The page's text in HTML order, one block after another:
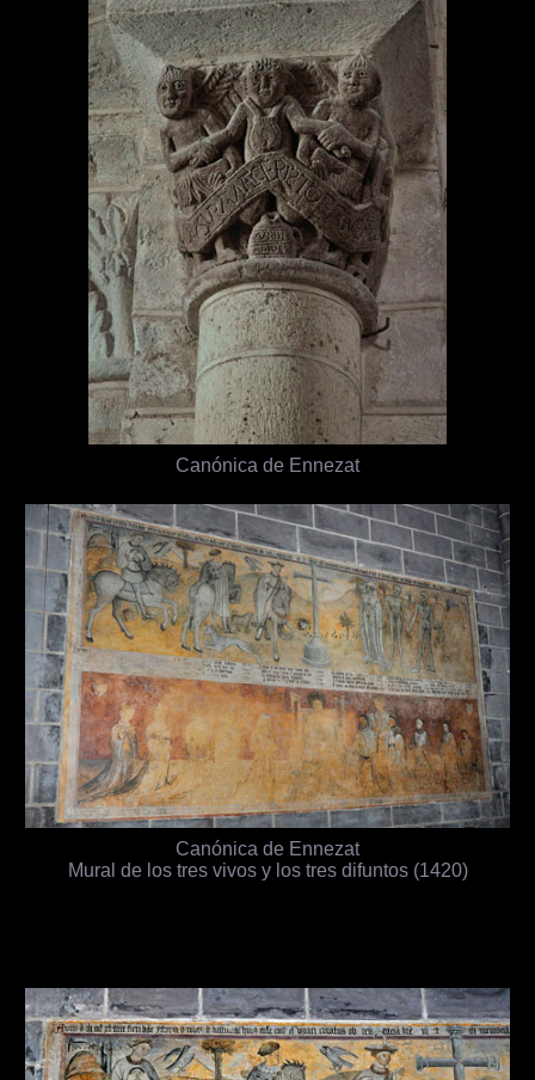
Canónica de Ennezat
Canónica de Ennezat
Mural de los tres vivos y los tres difuntos (1420)